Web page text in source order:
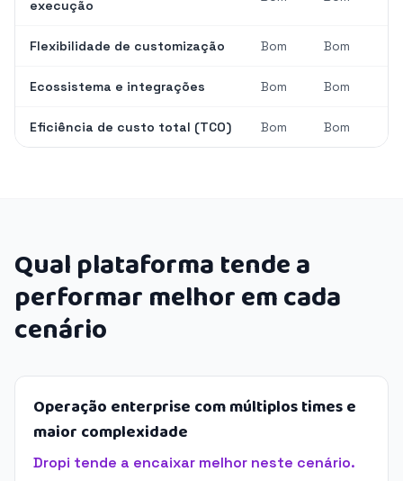
execução
Flexibilidade de customização Bom Bom
Ecossistema e integrações Bom Bom
Eficiência de custo total (TCO) Bom Bom
Qual plataforma tende a
performar melhor em cada
cenário
Operação enterprise com múltiplos times e
maior complexidade
Dropi tende a encaixar melhor neste cenário.